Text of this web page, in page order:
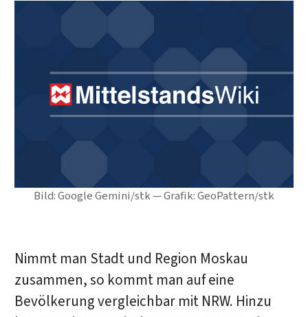
Bild: Google Gemini/stk — Grafik: GeoPattern/stk
Nimmt man Stadt und Region Moskau
zusammen, so kommt man auf eine
Bevölkerung vergleichbar mit NRW. Hinzu